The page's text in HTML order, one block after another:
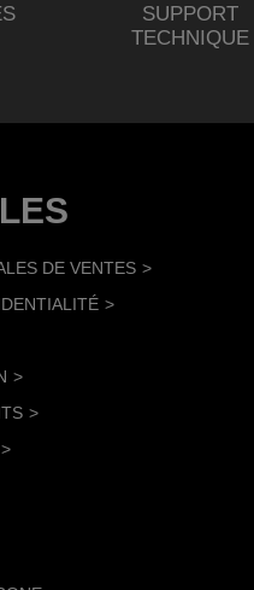
SUPPORT
TECHNIQUE
DE VENTES